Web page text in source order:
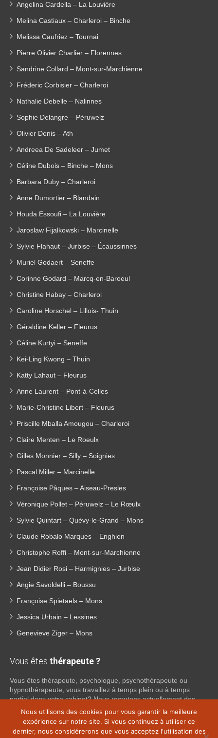
Angelina Cardella – La Louvière
Melina Castiaux – Charleroi – Binche
Melissa Caufriez – Tournai
Pierre Olivier Charlier – Florennes
Sandrine Collard – Mont-sur-Marchienne
Fréderic Corbisier – Charleroi
Nathalie Debelle – Nalinnes
Sophie Delangre – Péruwelz
Olivier Denis – Ath
Andreea De Sadeleer – Jumet
Céline Dubois – Binche – Mons
Barbara Duby – Charleroi
Anne Dumortier – Blandain
Houda Essoufi – La Louvière
Jaroslaw Fijalkowski – Marcinelle
Sylvie Flahaut – Jurbise – Écaussinnes
Muriel Godaert – Seneffe
Corinne Godard – Marcq-en-Baroeul
Christine Habay – Charleroi
Caroline Horschel – Lillois- Thuin
Géraldine Keller – Fleurus
Céline Kurtyi – Seneffe
Kei-Ling Kwong – Thuin
Katty Lahaut – Fleurus
Anne Laurent – Pont-à-Celles
Marie-Christine Libert – Fleurus
Priscille Mballa Amougou – Charleroi
Claire Menten – Le Roeulx
Gilles Monnier – Silly – Soignies
Pascal Miller – Marcinelle
Françoise Pâques – Aiseau-Presles
Véronique Pollet – Péruwelz – Le Rœulx
Sylvie Quintart – Quévy-le-Grand – Mons
Claude Robalo Marques – Enghien
Christophe Roffi – Mont-sur-Marchienne
Jean Didier Rosi – Harmignies – Jurbise
Angie Savoldelli – Boussu
Françoise Spietaels – Mons
Jessica Urbain – Lessines
Genevieve Ziger – Mons
Vous êtes thérapeute ?
Vous êtes thérapeute, psychologue, psychothérapeute ou
hypnothérapeute, vous travaillez à temps plein ou à temps
partiel dans votre cabinet? Nous recrutons actuellement des
psychologues, psychothérapeutes et hypnothérapeutes
indépendants dans tout le Brabant Wallon, afin de proposer une
collaboration. Si vous souhaitez obtenir plus d’informations sur
ce que nous pouvons faire pour vous en tant que psy
Nous utilisons des cookies pour vous garantir la meilleure
expérience sur notre site. Si vous continuez à utiliser ce
dernier, nous considérerons que vous acceptez l'utilisation des